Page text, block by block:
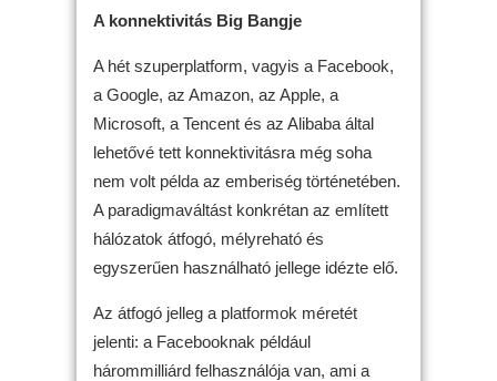
A konnektivitás Big Bangje
A hét szuperplatform, vagyis a Facebook,
a Google, az Amazon, az Apple, a
Microsoft, a Tencent és az Alibaba által
lehetővé tett konnektivitásra még soha
nem volt példa az emberiség történetében.
A paradigmaváltást konkrétan az említett
hálózatok átfogó, mélyreható és
egyszerűen használható jellege idézte elő.
Az átfogó jelleg a platformok méretét
jelenti: a Facebooknak például
hárommilliárd felhasználója van, ami a